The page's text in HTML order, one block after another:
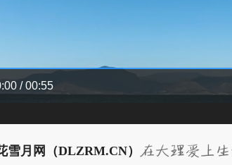
/ 00:55
雪月网（DLZRM.CN）